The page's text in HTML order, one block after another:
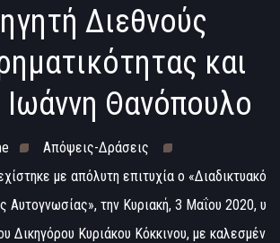
Διεθνούς
και
Ιωάννη Θανόπουλο
Απόψεις-Δράσεις
με απόλυτη επιτυχία ο «Διαδικτυακό
Αυτογνωσίας», την Κυριακή, 3 Μαΐου 2020, υ
Δικηγόρου Κυριάκου Κόκκινου, με καλεσμέν